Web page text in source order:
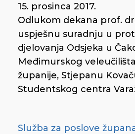
15. prosinca 2017.
Odlukom dekana prof.
uspješnu suradnju u
djelovanja Odsjeka u
Međimurskog
županije, Stjepanu
Studentskog centra
Služba za poslove